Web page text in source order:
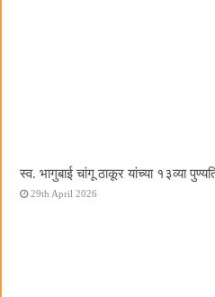
स्व. भागुबाई चांगू ठाकूर यांच्या १३व्या
29th April 2026